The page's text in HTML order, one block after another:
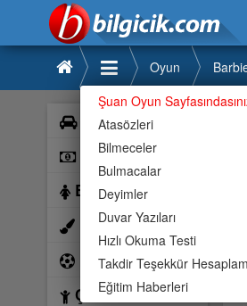
Şuan Oyun
Atasözleri
Bilmeceler
Bulmacalar
Deyimler
Duvar Yazıları
Hızlı Okuma Testi
Takdir Teşekkür
Eğitim Haberleri
Oyun
Araba
Bilardo
Barbie
Boyama
Futbol
Çocuk